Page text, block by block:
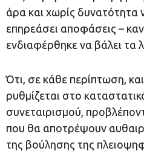
άρα και χωρίς δυνατότητα
επηρεάσει αποφάσεις –
ενδιαφέρθηκε να βάλει τα
Ότι, σε κάθε περίπτωση,
ρυθμίζεται στο
συνεταιρισμού,
που θα αποτρέψουν
της βούλησης της